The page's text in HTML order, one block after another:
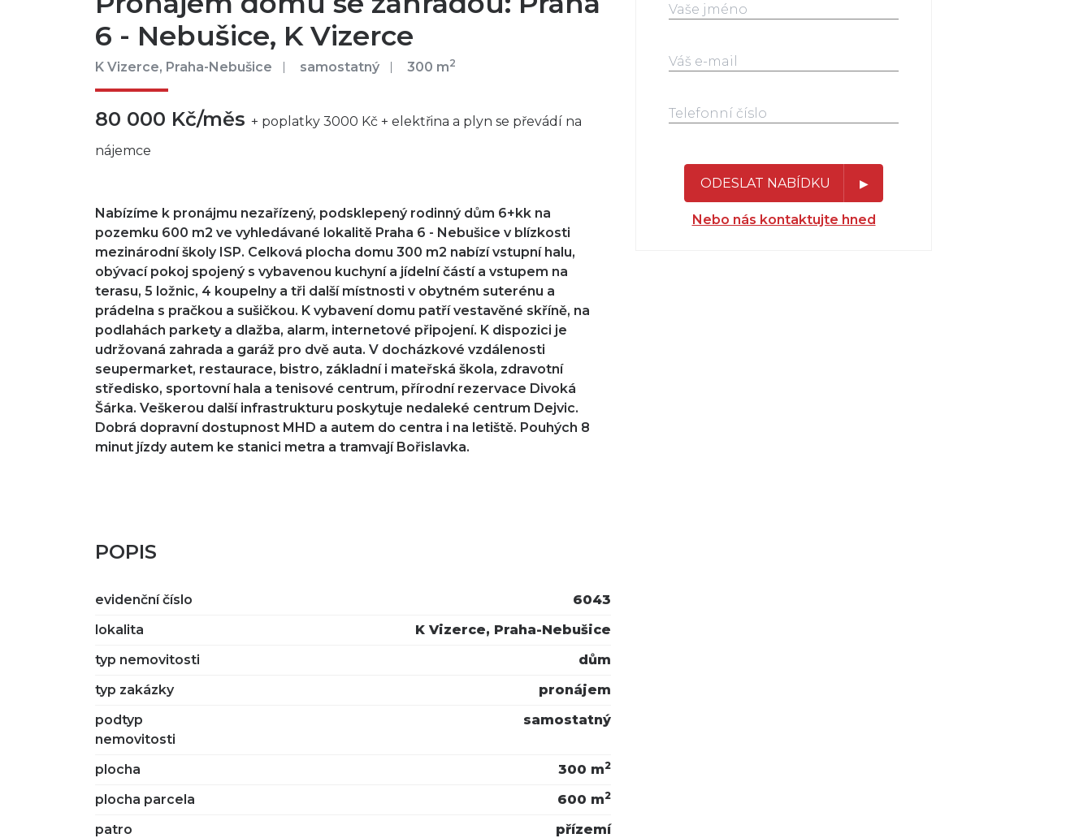
6 - Nebušice, K Vizerce
K Vizerce, Praha-Nebušice samostatný 300 m2
80 000 Kč/měs + poplatky 3000 Kč + elektřina a plyn se převádí na
nájemce
Nabízíme k pronájmu nezařízený, podsklepený rodinný dům 6+kk na
pozemku 600 m2 ve vyhledávané lokalitě Praha 6 - Nebušice v blízkosti
mezinárodní školy ISP. Celková plocha domu 300 m2 nabízí vstupní halu,
obývací pokoj spojený s vybavenou kuchyní a jídelní částí a vstupem na
terasu, 5 ložnic, 4 koupelny a tři další místnosti v obytném suterénu a
prádelna s pračkou a sušičkou. K vybavení domu patří vestavěné skříně, na
podlahách parkety a dlažba, alarm, internetové připojení. K dispozici je
udržovaná zahrada a garáž pro dvě auta. V docházkové vzdálenosti
seupermarket, restaurace, bistro, základní i mateřská škola, zdravotní
středisko, sportovní hala a tenisové centrum, přírodní rezervace Divoká
Šárka. Veškerou další infrastrukturu poskytuje nedaleké centrum Dejvic.
Dobrá dopravní dostupnost MHD a autem do centra i na letiště. Pouhých 8
minut jízdy autem ke stanici metra a tramvají Bořislavka.
ODESLAT NABÍDKU
Nebo nás kontaktujte hned
POPIS
evidenční číslo
6043
lokalita
K Vizerce, Praha-Nebušice
typ nemovitosti
dům
typ zakázky
pronájem
podtyp
nemovitosti
samostatný
plocha 300 m2
plocha parcela 600 m2
patro
přízemí